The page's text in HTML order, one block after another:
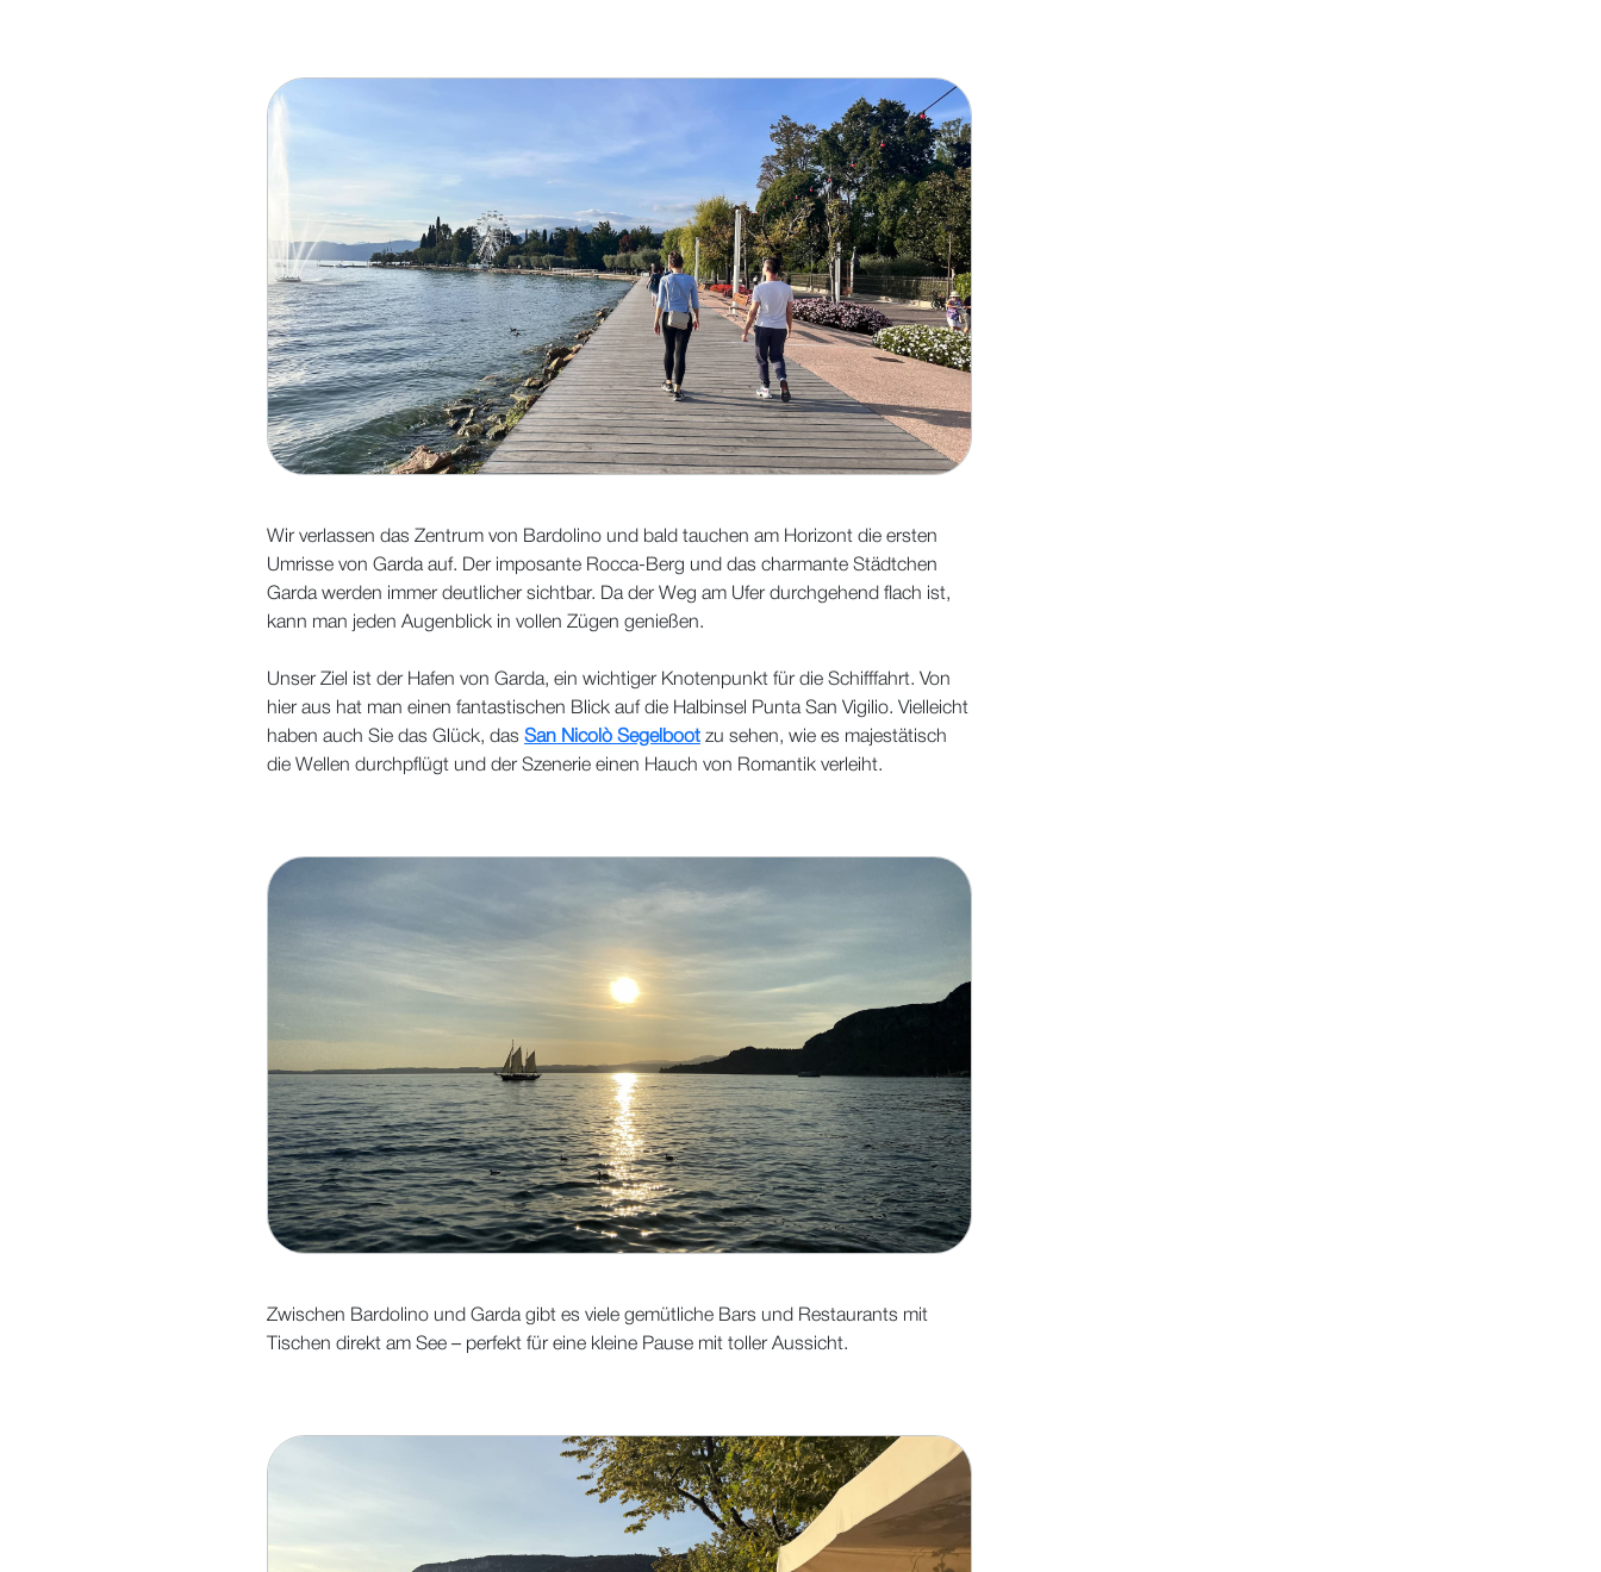
Wir verlassen das Zentrum von Bardolino und bald tauchen am Horizont die ersten
Umrisse von Garda auf. Der imposante Rocca-Berg und das charmante Städtchen
Garda werden immer deutlicher sichtbar. Da der Weg am Ufer durchgehend flach ist,
kann man jeden Augenblick in vollen Zügen genießen.
Unser Ziel ist der Hafen von Garda, ein wichtiger Knotenpunkt für die Schifffahrt. Von
hier aus hat man einen fantastischen Blick auf die Halbinsel Punta San Vigilio. Vielleicht
haben auch Sie das Glück, das San Nicolò Segelboot zu sehen, wie es majestätisch
die Wellen durchpflügt und der Szenerie einen Hauch von Romantik verleiht.
Zwischen Bardolino und Garda gibt es viele gemütliche Bars und Restaurants mit
Tischen direkt am See – perfekt für eine kleine Pause mit toller Aussicht.